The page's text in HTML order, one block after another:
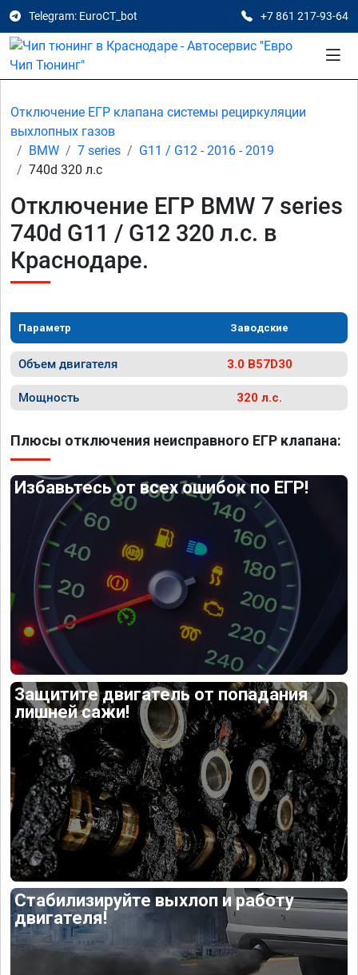
Telegram: EuroCT_bot +7 861 217-93-64
Отключение ЕГР клапана системы рециркуляции
выхлопных газов
BMW
7 series
G11 / G12 - 2016 - 2019
740d 320 л.с
Отключение ЕГР BMW 7 series
740d G11 / G12 320 л.с. в
Краснодаре.
Параметр Заводские
Объем двигателя 3.0 B57D30
Мощность 320 л.с.
Плюсы отключения неисправного ЕГР клапана:
Избавьтесь от всех ошибок по ЕГР!
Защитите двигатель от попадания
лишней сажи!
Стабилизируйте выхлоп и работу
двигателя!